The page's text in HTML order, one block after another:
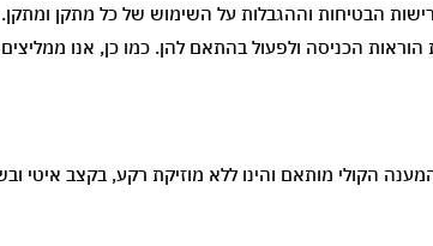
הבטיחות וההגבלות על השימוש של כל מתקן
הכניסה ולפעול בהתאם להן. כמו כן, אנו
הקולי מותאם והינו ללא מוזיקת רקע, בקצב איטי